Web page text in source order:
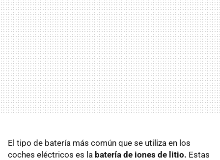
El tipo de batería más común que se utiliza en los
coches eléctricos es la batería de iones de litio. Estas